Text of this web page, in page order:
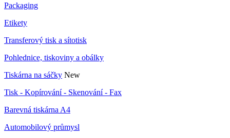
Packaging
Etikety
Transferový tisk a sítotisk
Pohlednice, tiskoviny a obálky
Tiskárna na sáčky New
Tisk - Kopírování - Skenování - Fax
Barevná tiskárna A4
Automobilový průmysl